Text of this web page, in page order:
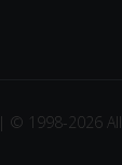
| © 1998-2026